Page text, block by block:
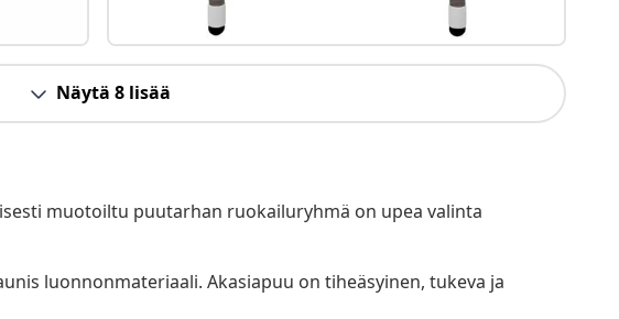
Näytä 8 lisää
muotoiltu puutarhan ruokailuryhmä on upea valinta
luonnonmateriaali. Akasiapuu on tiheäsyinen, tukeva ja